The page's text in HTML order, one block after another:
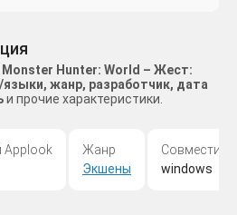
Hunter: World – Жест:
жанр, разработчик, дата
и прочие характеристики.
Applook
Жанр
Экшены
windows